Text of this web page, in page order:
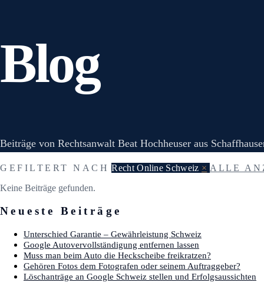
Blog
Beiträge von Rechtsanwalt Beat Hochheuser aus
GEFILTERT NACH Recht Online Schweiz × ALLE
Keine Beiträge gefunden.
Neueste Beiträge
Unterschied Garantie – Gewährleistung Schweiz
Google Autovervollständigung entfernen lassen
Muss man beim Auto die Heckscheibe freikratzen?
Gehören Fotos dem Fotografen oder seinem Auftraggeber?
Löschanträge an Google Schweiz stellen und Erfolgsaussichten